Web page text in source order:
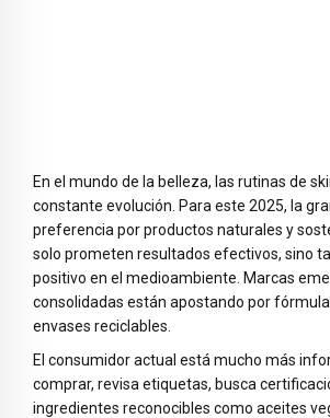
En el mundo de la belleza, las rutinas de
constante evolución. Para este 2025, la
preferencia por productos naturales y
solo prometen resultados efectivos, sino
positivo en el medioambiente. Marcas
consolidadas están apostando por
envases reciclables.
El consumidor actual está mucho más
comprar, revisa etiquetas, busca
ingredientes reconocibles como aceites